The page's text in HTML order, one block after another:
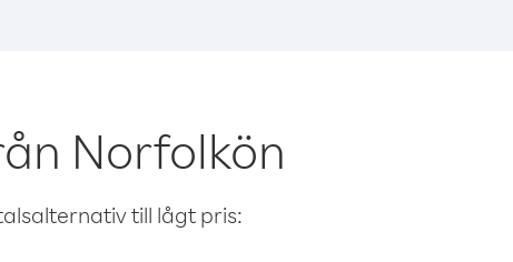
Norfolkön
till lågt pris: